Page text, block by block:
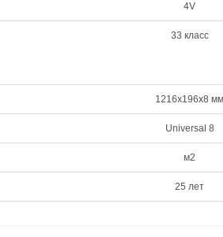
4V
33 класс
1216x196x8 мм
Universal 8
м2
25 лет